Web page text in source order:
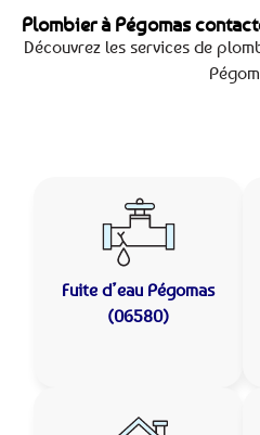
Plombier à Pégomas
Découvrez les services de
Fuite d’eau Pégomas
(06580)